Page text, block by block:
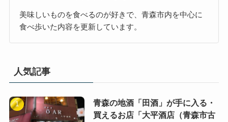
美味しいものを食べるのが好きで、青森市内を中心に
食べ歩いた内容を更新しています。
人気記事
青森の地酒「田酒」が手に入る・
買えるお店「大平酒店（青森市古